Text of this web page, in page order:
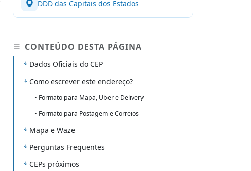
DDD das Capitais dos Estados
CONTEÚDO DESTA PÁGINA
Dados Oficiais do CEP
Como escrever este endereço?
• Formato para Mapa, Uber e Delivery
• Formato para Postagem e Correios
Mapa e Waze
Perguntas Frequentes
CEPs próximos